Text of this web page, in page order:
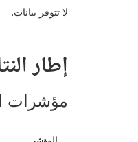
لا تتوفر بيانات.
إطار
مؤشرات